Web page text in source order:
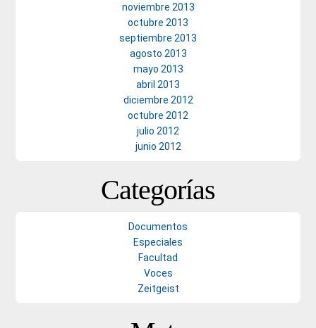
noviembre 2013
octubre 2013
septiembre 2013
agosto 2013
mayo 2013
abril 2013
diciembre 2012
octubre 2012
julio 2012
junio 2012
Categorías
Documentos
Especiales
Facultad
Voces
Zeitgeist